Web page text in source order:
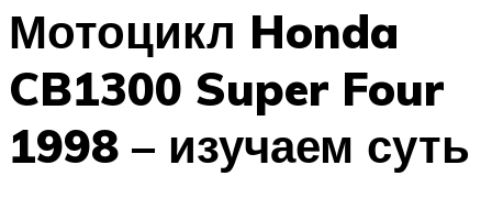
Мотоцикл Honda
CB1300 Super Four
1998 – изучаем суть